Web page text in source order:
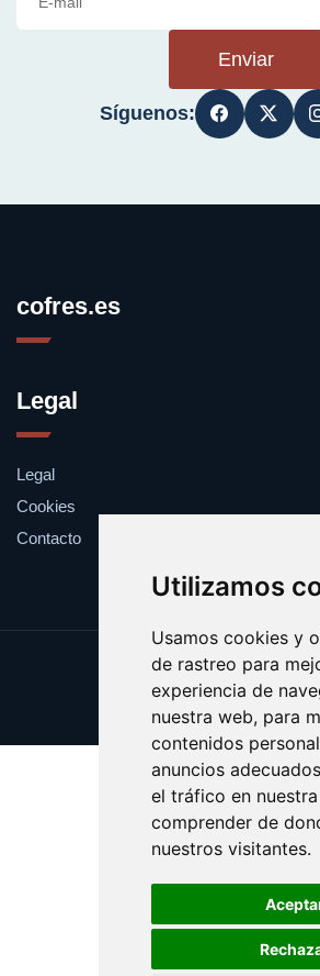
Utilizamos
Usamos cookies y
de rastreo para
experiencia de
nuestra web, para
contenidos
anuncios
el tráfico en
comprender de
nuestros visitantes.
Enviar
Síguenos:
cofres.es
Legal
Legal
Cookies
Contacto
Update cookies
Copyright © 2025